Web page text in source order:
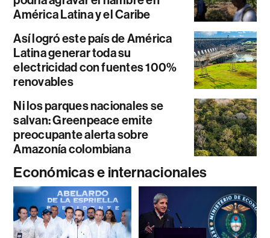
América Latina y el Caribe
Así logró este país de América
Latina generar toda su
electricidad con fuentes 100%
renovables
Ni los parques nacionales se
salvan: Greenpeace emite
preocupante alerta sobre
Amazonía colombiana
Económicas e internacionales